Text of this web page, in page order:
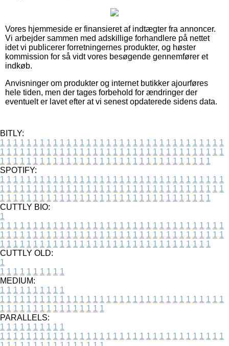
Vores hjemmeside er finansieret af indtægter fra annoncer.
Vi arbejder sammen med adskillige forhandlere på nettet
idet vi publicerer forretningernes produkter, og høster
kommission for så vidt vores besøgende gennemfører et
indkøb.
Anvisninger om produkter og internet butikker ajourføres
hele tiden, men der tages forbehold for ændringer der
eventuelt er lavet efter at vi senest opdaterede sidens data.
BITLY:
1 1 1 1 1 1 1 1 1 1 1 1 1 1 1 1 1 1 1 1 1 1 1 1 1 1 1 1 1 1 1 1 1 1
1 1 1 1 1 1 1 1 1 1 1 1 1 1 1 1 1 1 1 1 1 1 1 1 1 1 1 1 1 1 1 1 1 1
1 1 1 1 1 1 1 1 1 1 1 1 1 1 1 1 1 1 1 1 1 1 1 1 1 1 1 1 1 1 1 1
SPOTIFY:
1 1 1 1 1 1 1 1 1 1 1 1 1 1 1 1 1 1 1 1 1 1 1 1 1 1 1 1 1 1 1 1 1 1
1 1 1 1 1 1 1 1 1 1 1 1 1 1 1 1 1 1 1 1 1 1 1 1 1 1 1 1 1 1 1 1 1 1
1 1 1 1 1 1 1 1 1 1 1 1 1 1 1 1 1 1 1 1 1 1 1 1 1 1 1 1 1 1 1 1
CUTTLY BIO:
1
1 1 1 1 1 1 1 1 1 1 1 1 1 1 1 1 1 1 1 1 1 1 1 1 1 1 1 1 1 1 1 1 1 1
1 1 1 1 1 1 1 1 1 1 1 1 1 1 1 1 1 1 1 1 1 1 1 1 1 1 1 1 1 1 1 1 1 1
1 1 1 1 1 1 1 1 1 1 1 1 1 1 1 1 1 1 1 1 1 1 1 1 1 1 1 1 1 1 1 1
CUTTLY OLD:
1
1 1 1 1 1 1 1 1 1 1
MEDIUM:
1 1 1 1 1 1 1 1 1 1
1 1 1 1 1 1 1 1 1 1 1 1 1 1 1 1 1 1 1 1 1 1 1 1 1 1 1 1 1 1 1 1 1 1
1 1 1 1 1 1 1 1 1 1 1 1 1 1 1 1
PARALLELS:
1 1 1 1 1 1 1 1 1 1
1 1 1 1 1 1 1 1 1 1 1 1 1 1 1 1 1 1 1 1 1 1 1 1 1 1 1 1 1 1 1 1 1 1